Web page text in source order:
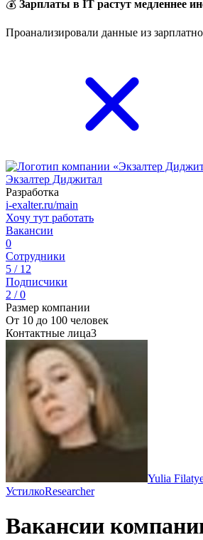
💰 Зарплаты в IT растут медленнее
Проанализировали данные из
Экзалтер Диджитал
Разработка
i-exalter.ru/main
Хочу тут работать
Вакансии
0
Сотрудники
5 / 12
Подписчики
2 / 0
Размер компании
От 10 до 100 человек
Контактные лица3
Yulia
УстилкоResearcher
Вакансии